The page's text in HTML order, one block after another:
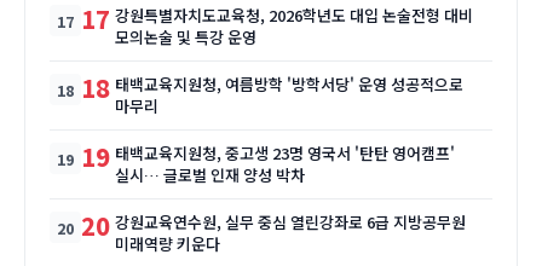
17 강원특별자치도교육청, 2026학년도 대입 논술전형 대비
모의논술 및 특강 운영
18 태백교육지원청, 여름방학 '방학서당' 운영 성공적으로
마무리
19 태백교육지원청, 중고생 23명 영국서 '탄탄 영어캠프'
실시… 글로벌 인재 양성 박차
20 강원교육연수원, 실무 중심 열린강좌로 6급 지방공무원
미래역량 키운다